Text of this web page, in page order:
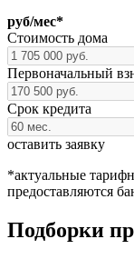
руб/мес*
Стоимость дома
Первоначальный
Срок кредита
оставить заявку
*актуальные
предоставляются
Подборки